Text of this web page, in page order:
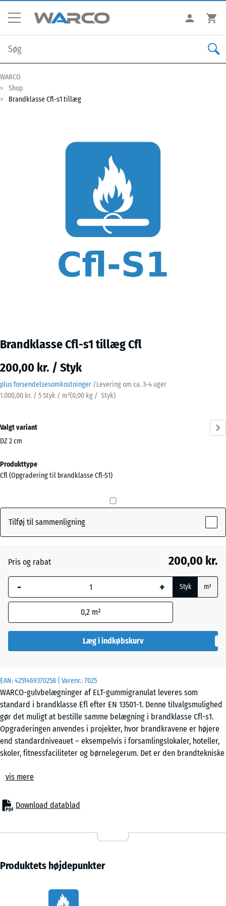
WARCO
Shop
Brandklasse Cfl-s1 tillæg
Brandklasse Cfl-s1 tillæg Cfl
200,00 kr. / Styk
plus forsendelsesomkostninger /Levering om ca. 3-4 uger
1.000,00 kr. / 5 Styk / m²(0,00 kg / Styk)
EAN:4251469370258 | Varenr.:7025
WARCO-gulvbelægninger af ELT-gummigranulat leveres som
standard i brandklasse Efl efter EN 13501-1. Denne tilvalgsmulighed
gør det muligt at bestille samme belægning i brandklasse Cfl-s1.
Opgraderingen anvendes i projekter, hvor brandkravene er højere
end standardniveauet – eksempelvis i forsamlingslokaler, hoteller,
skoler, fitnessfaciliteter og børnelegerum. Det er den brandtekniske
klassificeringen Cfl-s1 er nødvendig.
Brandklasse Cfl-s1 opnås ved at tilsætte et brandhæmmende
additiv til både gummigranulat og PU-bindemiddel under
indgår dermed i hele belægningens struktur. En efterfølgende
Derfor skal opgraderingen vælges allerede ved bestilling og indgå i
produktionen fra starten.
Klassificeringen er dokumenteret af et akkrediteret prøvningsorgan
vis mere
Download datablad
Valgt variant
DZ 2 cm
til
forsendelse
x
Den valgte,
blåmarkerede
dimension
behovsberegningen
DZ
2
cm
DZ
1
+ 99,00 kr.
DZ
ED
Produkttype
Cfl (Opgradering til brandklasse Cfl-S1)
Tilføj til sammenligning
Pris og rabat 200,00 kr.
- + Styk m²
0,2 m²
Læg i indkøbskurv
Produktets højdepunkter